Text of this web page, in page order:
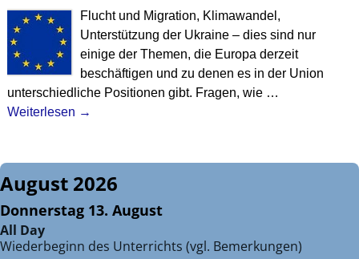
Flucht und Migration, Klimawandel,
Unterstützung der Ukraine – dies sind nur
einige der Themen, die Europa derzeit
beschäftigen und zu denen es in der Union
unterschiedliche Positionen gibt. Fragen, wie …
Weiterlesen →
August 2026
Donnerstag 13. August
All Day
Wiederbeginn des Unterrichts (vgl. Bemerkungen)